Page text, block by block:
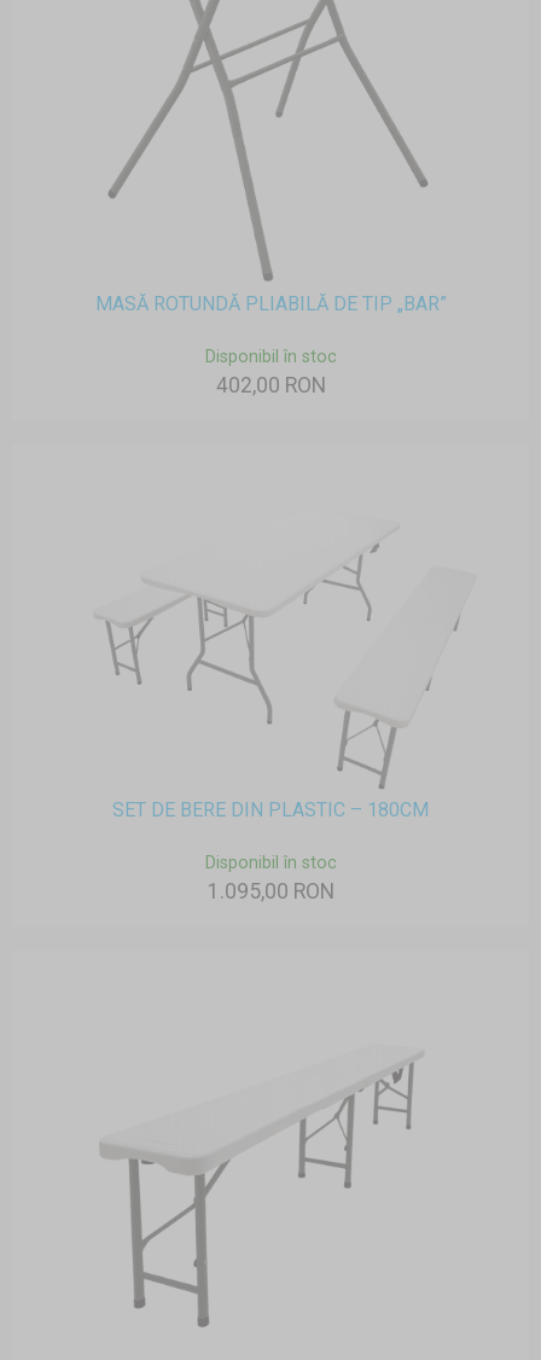
MASĂ ROTUNDĂ PLIABILĂ DE TIP „BAR”
Disponibil în stoc
402,00 RON
SET DE BERE DIN PLASTIC – 180CM
Disponibil în stoc
1.095,00 RON